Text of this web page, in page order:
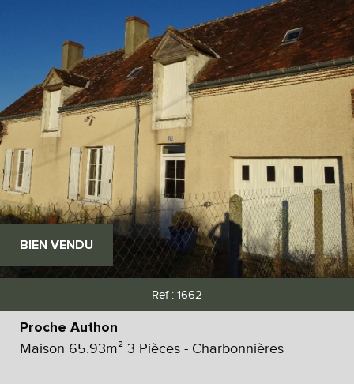
BIEN VENDU
Ref : 1662
Proche Authon
Maison 65.93m² 3 Pièces - Charbonnières